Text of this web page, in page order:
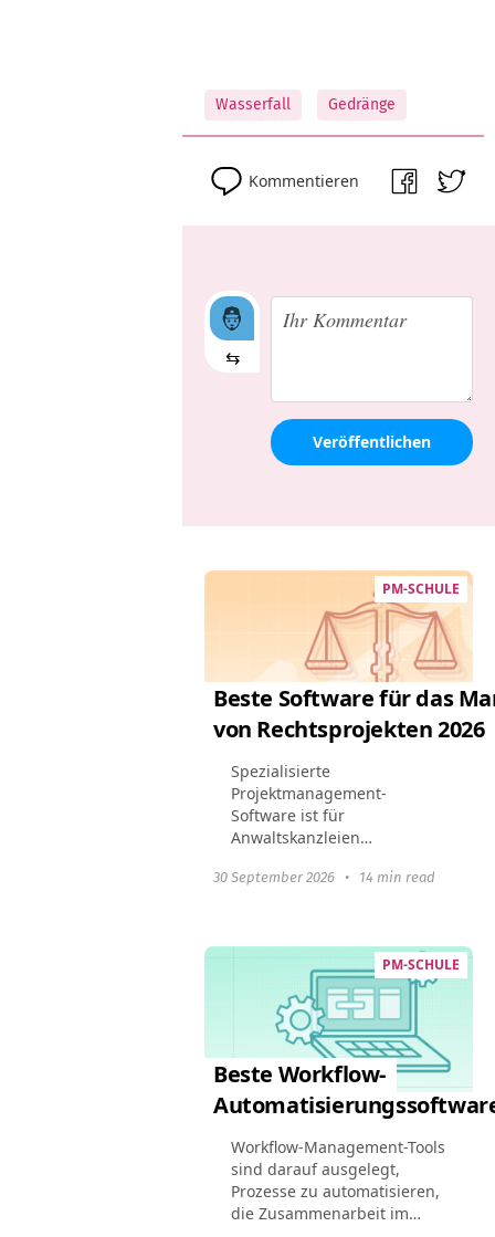
Wasserfall Gedränge
Kommentieren
⇆
Veröffentlichen
PM-SCHULE
Beste Software für das
von Rechtsprojekten 2026
Spezialisierte
Projektmanagement-
Software ist für
Anwaltskanzleien
Rechtsanwaltskanzleien
Fallmanagement optimieren,
die Einhaltung rechtlicher...
30 September 2026 • 14 min read
PM-SCHULE
Beste Workflow-
Workflow-Management-Tools
sind darauf ausgelegt,
Prozesse zu automatisieren,
die Zusammenarbeit im